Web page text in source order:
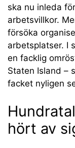
ska nu inleda
arbetsvillkor.
försöka
arbetsplatser. I
en facklig
Staten Island –
facket nyligen
hört av